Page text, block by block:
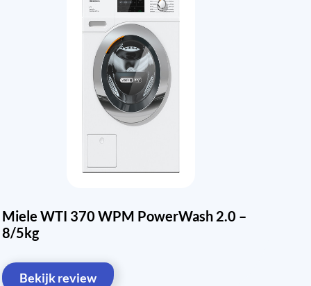
Miele WTI 370 WPM PowerWash 2.0 –
8/5kg
Bekijk review